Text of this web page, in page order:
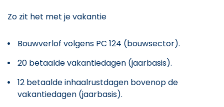
Zo zit het met je vakantie
Bouwverlof volgens PC 124 (bouwsector).
20 betaalde vakantiedagen (jaarbasis).
12 betaalde inhaalrustdagen bovenop de
vakantiedagen (jaarbasis).